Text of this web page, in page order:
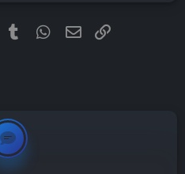
PinterestTumblr WhatsApp
E-posta